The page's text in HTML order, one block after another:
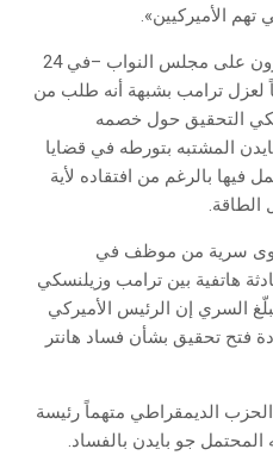
تهم الأميركيين».
وبدأ الديمقراطيون الذين يسيطرون على مجلس النواب –في 24
لعزل ترامب بشبهة أنه طلب من
التحقيق حول خصمه
المشتبه بتورطه في قضايا
فيها بالرغم من افتقاده لأية
سرية من موظف في
هاتفية بين ترامب وزيلنسكي
السري إن الرئيس الأميركي
فتح تحقيق بشأن فساد هانتر
الديمقراطي متهماً رئيسة
المحتمل​ جو بايدن بالفساد.​